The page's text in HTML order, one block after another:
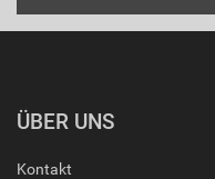
ÜBER UNS
Kontakt